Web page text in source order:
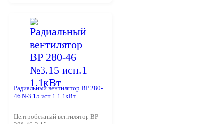
Радиальный вентилятор ВР 280-
46 №3.15 исп.1 1.1кВт
Центробежный вентилятор ВР